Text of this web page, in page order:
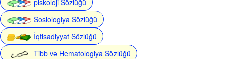
piskoloji Sözlüğü
Sosiologiya Sözlüğü
İqtisadiyyat Sözlüğü
Tibb və Hematologiya Sözlüğü